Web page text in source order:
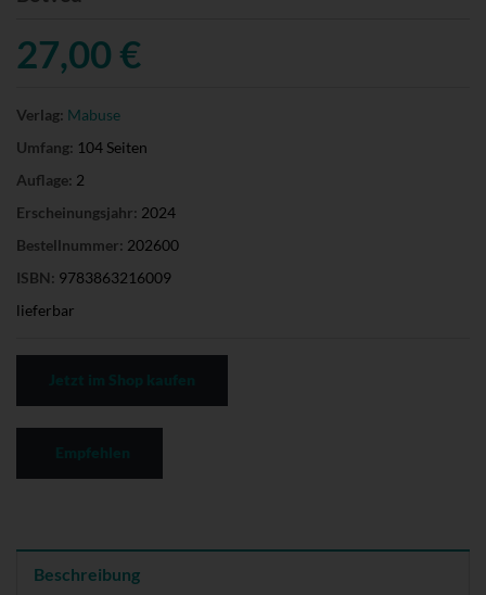
27,00 €
Verlag: Mabuse
Umfang: 104 Seiten
Auflage: 2
Erscheinungsjahr: 2024
Bestellnummer: 202600
ISBN: 9783863216009
lieferbar
Beschreibung